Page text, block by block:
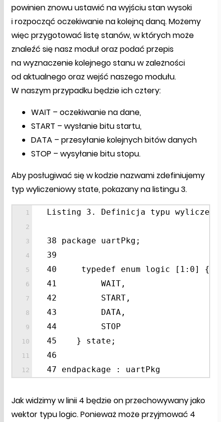
powinien znowu ustawić na wyjściu stan wysoki
i rozpocząć oczekiwanie na kolejną daną. Możemy
więc przygotować listę stanów, w których może
znaleźć się nasz moduł oraz podać przepis
na wyznaczenie kolejnego stanu w zależności
od aktualnego oraz wejść naszego modułu.
W naszym przypadku będzie ich cztery:
WAIT – oczekiwanie na dane,
START – wysłanie bitu startu,
DATA – przesyłanie kolejnych bitów danych
STOP – wysyłanie bitu stopu.
Aby posługiwać się w kodzie nazwami zdefiniujemy
typ wyliczeniowy state, pokazany na listingu 3.
Listing 3. Definicja typu
38 package uartPkg;
39
40 typedef enum logic [1:0] {
41 WAIT,
42 START,
43 DATA,
44 STOP
45 } state;
46
47 endpackage : uartPkg
Jak widzimy w linii 4 będzie on przechowywany jako
wektor typu logic. Ponieważ może przyjmować 4